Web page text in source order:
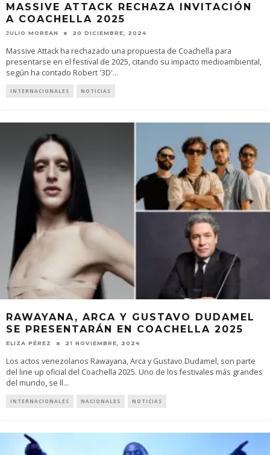
MASSIVE ATTACK RECHAZA INVITACIÓN
A COACHELLA 2025
JULIO MOREAN 20 DICIEMBRE, 2024
Massive Attack ha rechazado una propuesta de Coachella para
presentarse en el festival de 2025, citando su impacto medioambiental,
según ha contado Robert '3D'...
INTERNACIONALES NOTICIAS
RAWAYANA, ARCA Y GUSTAVO DUDAMEL
SE PRESENTARÁN EN COACHELLA 2025
ELIZA PÉREZ 21 NOVIEMBRE, 2024
Los actos venezolanos Rawayana, Arca y Gustavo Dudamel, son parte
del line up oficial del Coachella 2025. Uno de los festivales más grandes
del mundo, se ll...
INTERNACIONALES NACIONALES NOTICIAS